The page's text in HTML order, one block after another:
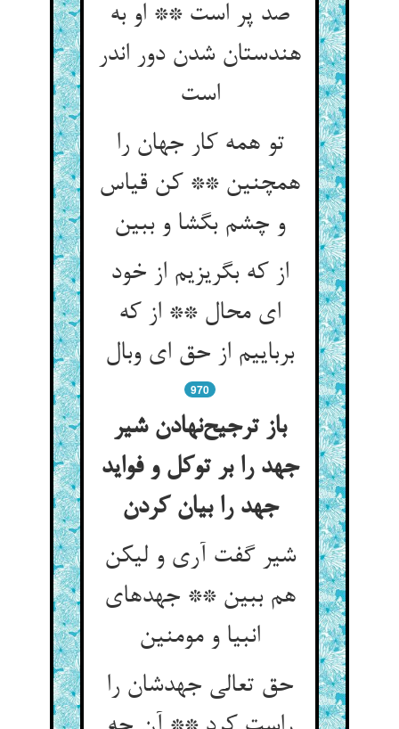
صد پر است ** او به
هندستان شدن دور اندر
است‌‌
تو همه کار جهان را
همچنین ** کن قیاس
از که بگریزیم از خود
ای محال ** از که
970
باز ترجیح‌‌نهادن شیر
جهد را بر توکل و فواید
جهد را بیان کردن‌‌
شیر گفت آری و لیکن
هم ببین ** جهدهای
حق تعالی جهدشان را